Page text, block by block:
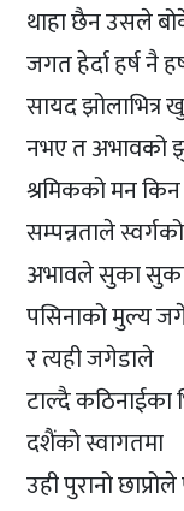
थाहा छैन उसले
जगत हेर्दा हर्ष नै
सायद झोलाभित्र
नभए त अभावको
श्रमिकको मन
सम्पन्नताले
अभावले सुका
पसिनाको मुल्य
र त्यही जगेडाले
टाल्दै कठिनाईका
दशैंको स्वागतमा
उही पुरानो